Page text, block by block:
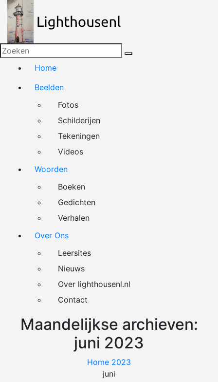
Naar
de
inhoud
springen
Home
Beelden
Fotos
Schilderijen
Tekeningen
Videos
Woorden
Boeken
Gedichten
Verhalen
Over Ons
Leersites
Nieuws
Over lighthousenl.nl
Contact
Maandelijkse archieven:
juni 2023
Home 2023
juni